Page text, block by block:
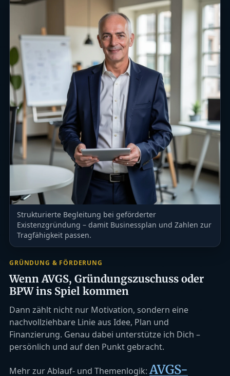
Strukturierte Begleitung bei geförderter
Existenzgründung – damit Businessplan und Zahlen zur
Tragfähigkeit passen.
GRÜNDUNG & FÖRDERUNG
Wenn AVGS, Gründungszuschuss oder
BPW ins Spiel kommen
Dann zählt nicht nur Motivation, sondern eine
nachvollziehbare Linie aus Idee, Plan und
Finanzierung. Genau dabei unterstütze ich Dich –
persönlich und auf den Punkt gebracht.
Mehr zur Ablauf- und Themenlogik:AVGS-